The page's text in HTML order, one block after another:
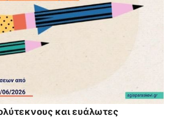
και ευάλωτες